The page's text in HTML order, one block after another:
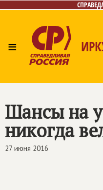
≡
Шансы на
никогда
27 июня 2016